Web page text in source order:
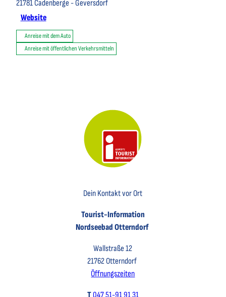
21781 Cadenberge - Geversdorf
Website
Anreise mit dem Auto
Anreise mit öffentlichen Verkehrsmitteln
Dein Kontakt vor Ort
Tourist-Information
Nordseebad Otterndorf
Wallstraße 12
21762 Otterndorf
Öffnungszeiten